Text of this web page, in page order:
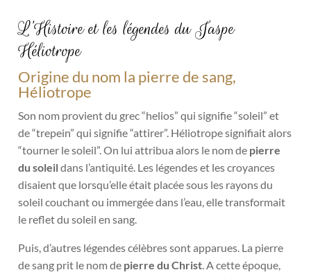
L’Histoire et les légendes du Jaspe
Héliotrope
Origine du nom la pierre de sang,
Héliotrope
Son nom provient du grec “helios” qui signifie “soleil” et
de “trepein” qui signifie “attirer”. Héliotrope signifiait alors
“tourner le soleil”. On lui attribua alors le nom de pierre
du soleildans l’antiquité. Les légendes et les croyances
disaient que lorsqu’elle était placée sous les rayons du
soleil couchant ou immergée dans l’eau, elle transformait
le reflet du soleil en sang.
Puis, d’autres légendes célèbres sont apparues. La pierre
de sang prit le nom de pierre du Christ. A cette époque,